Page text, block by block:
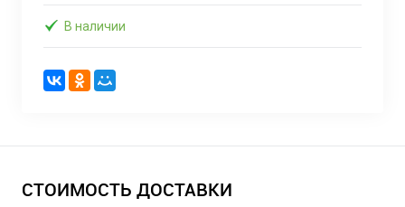
В наличии
СТОИМОСТЬ ДОСТАВКИ